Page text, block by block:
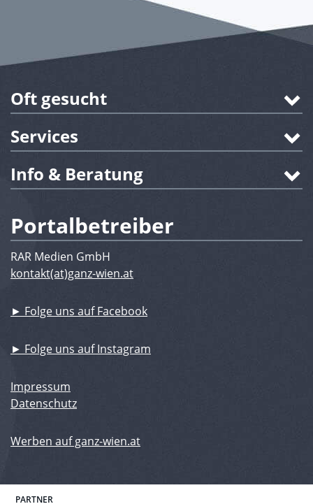
Oft gesucht
Services
Info & Beratung
Portalbetreiber
RAR Medien GmbH
kontakt(at)ganz-wien.at
► Folge uns auf Facebook
► Folge uns auf Instagram
Impressum
Datenschutz
Werben auf ganz-wien.at
PARTNER